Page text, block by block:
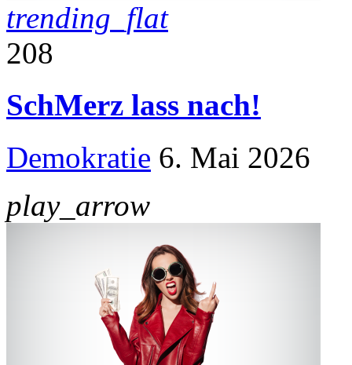
trending_flat
208
SchMerz lass nach!
Demokratie 6. Mai 2026
play_arrow